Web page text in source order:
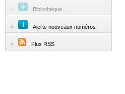
Bibliothèque
Alerte nouveaux numéros
Flux RSS